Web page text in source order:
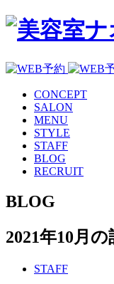
CONCEPT
SALON
MENU
STYLE
STAFF
BLOG
RECRUIT
BLOG
2021年10月の
STAFF